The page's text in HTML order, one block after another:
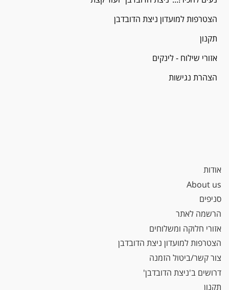
הצטרפות למועדון ניצת הדובדבן
תקנון
אזורי שילוח - לינקים
הצהרת נגישות
אודות
About us
סניפים
הרשמה לאתר
אזורי חלוקה ומשלוחים
הצטרפות למועדון ניצת הדובדבן
צור קשר/ביטול הזמנה
דרושים ב'ניצת הדובדבן'
תקנון